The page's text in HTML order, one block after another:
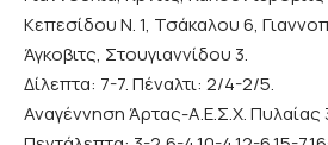
Κεπεσίδου Ν. 1, Τσάκαλου 6,
Άγκοβιτς, Στουγιαννίδου 3.
Δίλεπτα: 7-7. Πέναλτι: 2/4-2/5.
Αναγέννηση Άρτας-Α.Ε.Σ.Χ. Πυλαίας